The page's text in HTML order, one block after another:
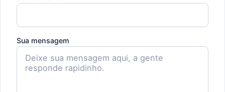
Sua mensagem